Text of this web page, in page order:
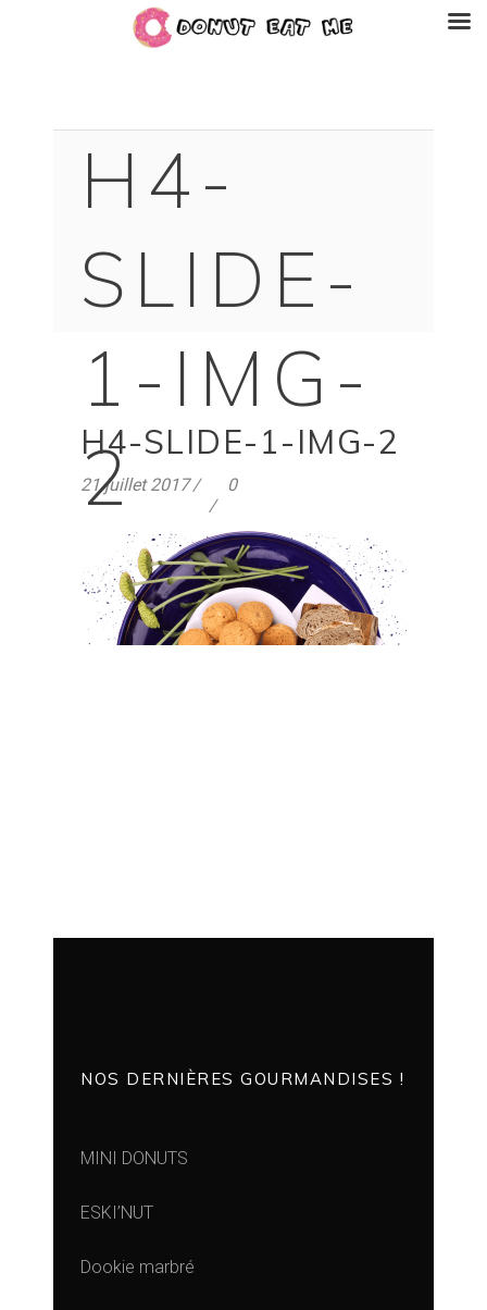
H4-
SLIDE-
1-IMG-
2
H4-SLIDE-1-IMG-2
21 juillet 2017 0
NOS DERNIÈRES GOURMANDISES !
MINI DONUTS
ESKI’NUT
Dookie marbré